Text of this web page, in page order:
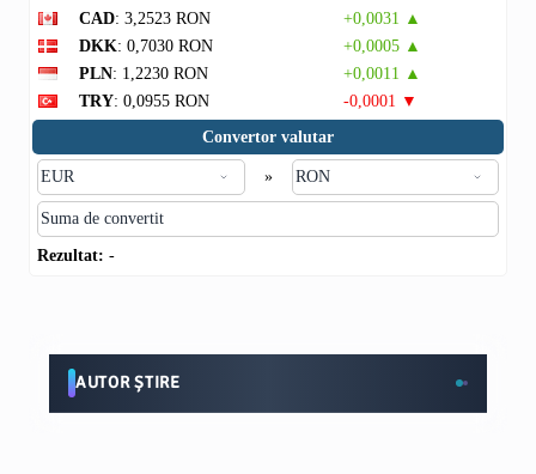
CAD: 3,2523 RON
+0,0031 ▲
DKK: 0,7030 RON
+0,0005 ▲
PLN: 1,2230 RON
+0,0011 ▲
TRY: 0,0955 RON
-0,0001 ▼
Convertor valutar
»
Rezultat: -
AUTOR ȘTIRE